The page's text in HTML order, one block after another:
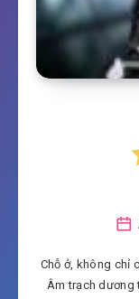
Chỗ ở, không chỉ
Âm trạch dương